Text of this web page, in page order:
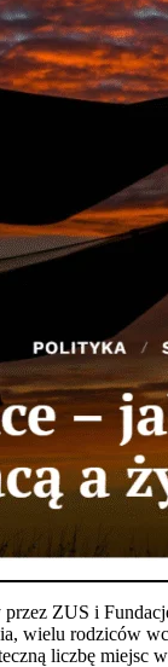
ZUS i
wielu rodziców
liczbę